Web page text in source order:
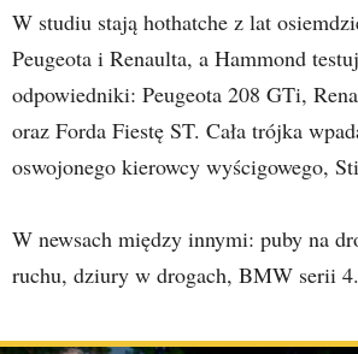
W studiu stają hothatche z lat
Peugeota i Renaulta, a Hammond
odpowiedniki: Peugeota 208 GTi,
oraz Forda Fiestę ST. Cała trójka
oswojonego kierowcy wyścigowego,
W newsach między innymi: puby na
ruchu, dziury w drogach, BMW serii 4.